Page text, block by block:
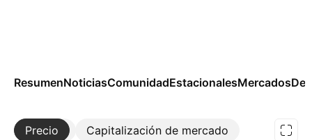
ResumenNoticiasComunidadEstacionalesMercados
Precio Capitalización de mercado
Más